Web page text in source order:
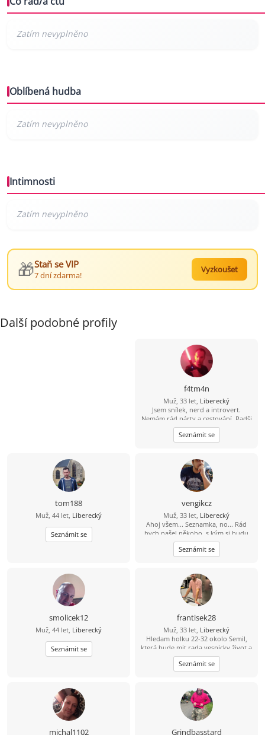
Oblíbená hudba
Intimnosti
🎁Staň se VIP
7 dní zdarma!
Vyzkoušet
Další podobné profily
f4tm4n
Muž, 33 let, Liberecký
Jsem snílek, nerd a introvert.
Nemám rád párty a cestování. Radši
si čtu nebo se projdu a rád
modelařím. Jsem romantik a doufám
že mi osud nějak přihraje do cesty
klid a pomalý život. Hledám něco do
čeho rád naliju zbylé roky života, ne
jednodenní romanci. Když mi řekneš
že dáváš na čaj a pak si pustíme dvě
věže máš vyhráno :D
Seznámit se
tom188
Muž, 44 let, Liberecký
Seznámit se
vengikcz
Muž, 33 let, Liberecký
Ahoj všem... Seznamka, no... Rád
bych našel někoho, s kým si budu
rozumět a hlavně bych byl rád,
kdyby v tom byla i důvěra, tu mám
teĎ podkopanou asi nejvíce... :)
Seznámit se
smolicek12
Muž, 44 let, Liberecký
Seznámit se
frantisek28
Muž, 33 let, Liberecký
Hledam holku 22-32 okolo Semil,
která bude mit rada vesnicky život a
zaroven mezinarodni (jazyky, atd)
upřijmná, loajalni a bezdětna ktery
bude chtit časem založit rodinu.
moře a pomerne vsechno co život
nabizí.
Seznámit se
michal1102 Grindbasstard